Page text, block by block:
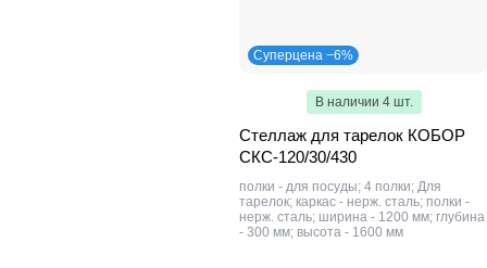
Суперцена −6%
В наличии 4 шт.
Стеллаж для тарелок КОБОР
СКС-120/30/430
полки - для посуды; 4 полки; Для
тарелок; каркас - нерж. сталь; полки -
нерж. сталь; ширина - 1200 мм; глубина
- 300 мм; высота - 1600 мм